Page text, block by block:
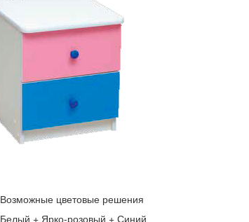
Возможные цветовые решения
Белый + Ярко-розовый + Синий